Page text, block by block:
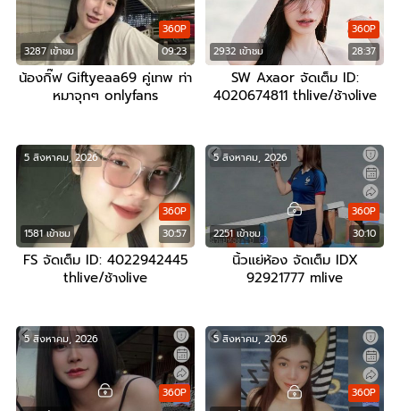
3287 เข้าชม 09:23
360P
น้องกิ๊ฟ Giftyeaa69 คู่เทพ ท่า
หมาจุกๆ onlyfans
2932 เข้าชม 28:37
360P
SW Axaor จัดเต็ม ID:
4020674811 thlive/ช้างlive
1581 เข้าชม 30:57
360P
5 สิงหาคม, 2026
FS จัดเต็ม ID: 4022942445
thlive/ช้างlive
2251 เข้าชม 30:10
360P
5 สิงหาคม, 2026
นิ้วแย่ห้อง จัดเต็ม IDX
92921777 mlive
360P
5 สิงหาคม, 2026
360P
5 สิงหาคม, 2026